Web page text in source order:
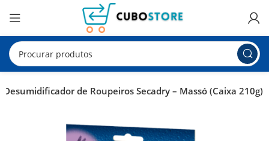
Desumidificador de Roupeiros Secadry – Massó (Caixa 210g)